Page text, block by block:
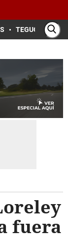
TEGUCIGALPA
fuera